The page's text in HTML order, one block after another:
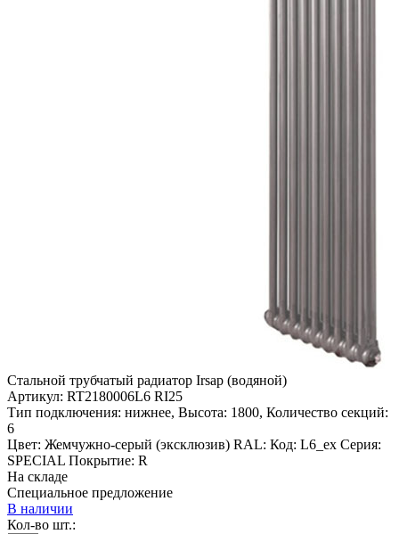
Стальной трубчатый радиатор Irsap (водяной)
Артикул: RT2180006L6 RI25
Тип подключения: нижнее, Высота: 1800, Количество секций:
6
Цвет: Жемчужно-серый (эксклюзив) RAL: Код: L6_ex Серия:
SPECIAL Покрытие: R
На складе
Специальное предложение
В наличии
Кол-во шт.: